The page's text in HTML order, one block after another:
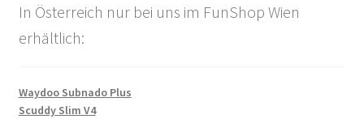
In Österreich nur bei uns im FunShop Wien
erhältlich:
Waydoo Subnado Plus
Scuddy Slim V4